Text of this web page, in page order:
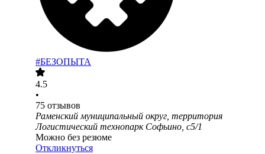
#БЕЗОПЫТА
4.5
•
75 отзывов
Раменский муниципальный округ, территория
Логистический технопарк Софьино, с5/1
Можно без резюме
Откликнуться